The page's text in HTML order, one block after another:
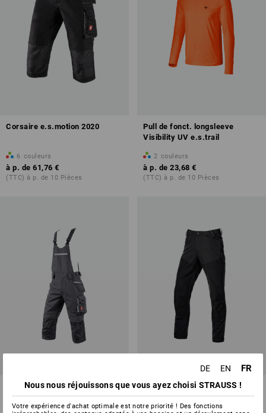
Corsaire e.s.motion 2020
6 couleurs
à p. de 61,76 €
(TTC) à p. de 10 Pièces
Pull de fonct. longsleeve
Visibility UV e.s.trail
2 couleurs
à p. de 23,68 €
(TTC) à p. de 10 Pièces
Salopette corsaire e.s.motion
2020
Pantalon de fonction hybride
e.s.trail
DE EN FR
Nous nous réjouissons que vous ayez choisi STRAUSS !
Votre expérience d'achat optimale est notre priorité ! Des fonctions